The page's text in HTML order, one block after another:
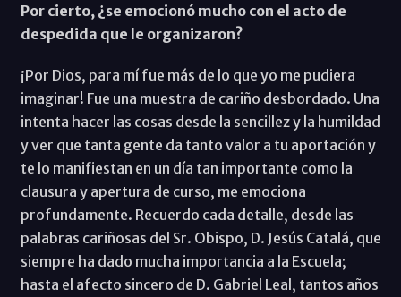
Por cierto, ¿se emocionó mucho con el acto de
despedida que le organizaron?
¡Por Dios, para mí fue más de lo que yo me pudiera
imaginar! Fue una muestra de cariño desbordado. Una
intenta hacer las cosas desde la sencillez y la humildad
y ver que tanta gente da tanto valor a tu aportación y
te lo manifiestan en un día tan importante como la
clausura y apertura de curso, me emociona
profundamente. Recuerdo cada detalle, desde las
palabras cariñosas del Sr. Obispo, D. Jesús Catalá, que
siempre ha dado mucha importancia a la Escuela;
hasta el afecto sincero de D. Gabriel Leal, tantos años